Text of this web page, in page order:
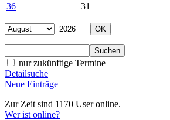
36
31
nur zukünftige Termine
Detailsuche
Neue Einträge
Zur Zeit sind 1170 User online.
Wer ist online?